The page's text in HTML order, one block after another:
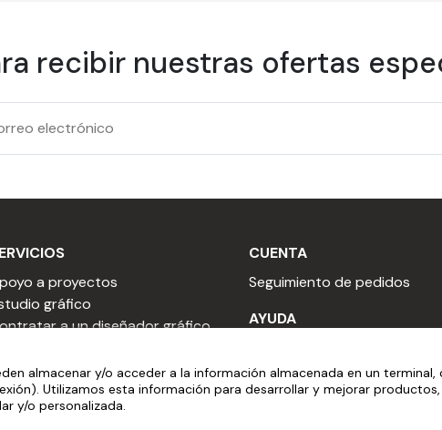
recibir nuestras ofertas
a proyectos
gráfico
a un diseñador gráfico
profesional
en revendedor
CUENTA
Seguimiento de pedidos
AYUDA
Preguntas frecuentes
Servicio postventa
almacenar y/o acceder a la información almacenada en un
Utilizamos esta información para desarrollar y mejorar
y/o personalizada.